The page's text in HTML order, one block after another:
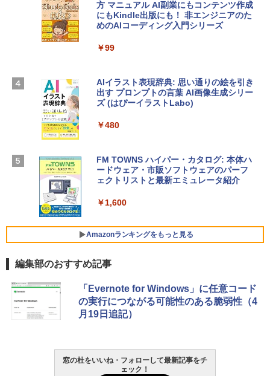
Apple 2026 MacBook Air M5チップ搭載
13インチノートブック：AIとApple Intell
スプレイ、16GBユニファイドメモリ、1
D - ミッドナイト
￥278,800
SSD インテル Core 5
￥129,800
Core i5/16GB/SSD 512GB/ホワイト) FM
VWK3E15W_AZ
￥139,880
Robloxギフトカード - 2,000 Robux 【限
定バーチャルアイテムを含む】 【オンラ
インゲームコード】 ロブロックス | オン
Microsoft Office Home & Business 202
4(最新 永続版)|オンラインコード版|Wind
Windows版 | Minecraft (マインクラフ
ト): Java & Bedrock Edition | オンライ
方 マニュアル AI副業にもコンテンツ作成
にもKindle出版にも！ 非エンジニアのた
めのAIコーディング入門シリーズ
￥99
AIイラスト表現辞典: 思い通りの絵を引き
出す プロンプトの言葉 AI画像生成シリー
ズ (はぴーイラストLabo)
￥480
FM TOWNS ハイパー・カタログ: 本体ハ
ードウェア・市販ソフトウェアのパーフ
ェクトリストと最新エミュレータ紹介
￥1,600
Amazonランキングをもっと見る
Amazon Kindle - 目に優しい、かさばら
ない、大きな画面で読みやすい、6週間持
続バッテリー、6インチディスプレイ電子
書籍リーダー、マッチャ、16GB、広告な
￥16,980
編集部のおすすめ記事
「Evernote for Windows」に任意コード
の実行につながる可能性のある脆弱性（4
月19日追記）
窓の杜をいいね・フォローして最新記事をチ
ェック！